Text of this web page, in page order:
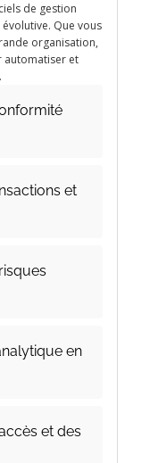
de gestion
Que vous
organisation,
automatiser et
et
en
et des